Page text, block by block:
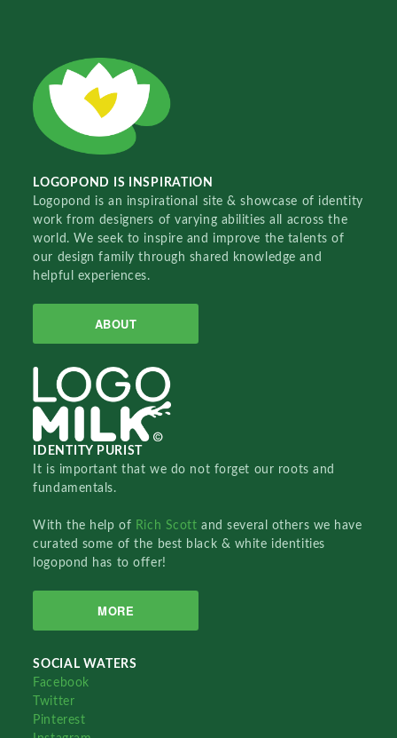
LOGOPOND IS INSPIRATION
Logopond is an inspirational site & showcase of identity
work from designers of varying abilities all across the
world. We seek to inspire and improve the talents of
our design family through shared knowledge and
helpful experiences.
ABOUT
IDENTITY PURIST
It is important that we do not forget our roots and
fundamentals.
With the help of Rich Scottand several others we have
curated some of the best black & white identities
logopond has to offer!
MORE
SOCIAL WATERS
Facebook
Twitter
Pinterest